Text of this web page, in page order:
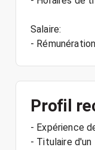
Salaire:
Profil
- Expérience
- Titulaire